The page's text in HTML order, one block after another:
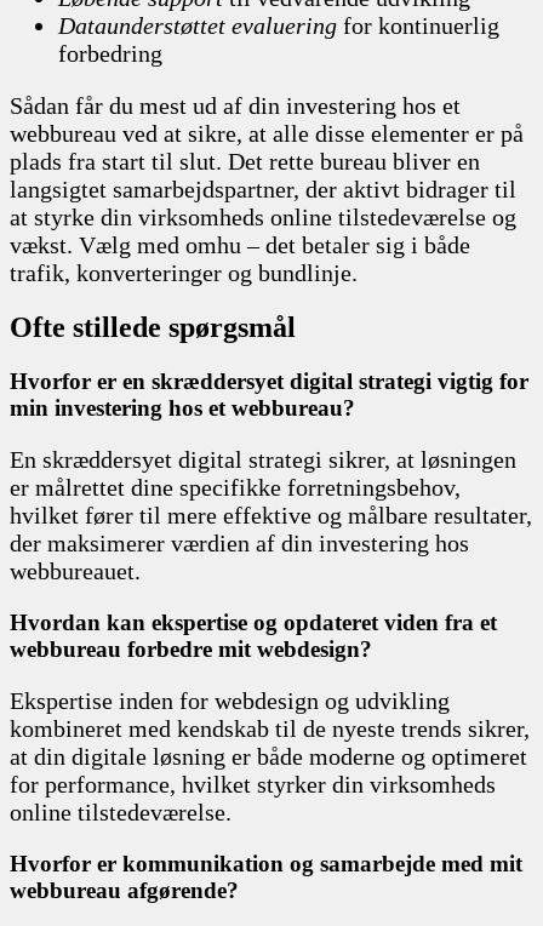
Dataunderstøttet evaluering for kontinuerlig
forbedring
Sådan får du mest ud af din investering hos et
webbureau ved at sikre, at alle disse elementer er på
plads fra start til slut. Det rette bureau bliver en
langsigtet samarbejdspartner, der aktivt bidrager til
at styrke din virksomheds online tilstedeværelse og
vækst. Vælg med omhu – det betaler sig i både
trafik, konverteringer og bundlinje.
Ofte stillede spørgsmål
Hvorfor er en skræddersyet digital strategi vigtig for
min investering hos et webbureau?
En skræddersyet digital strategi sikrer, at løsningen
er målrettet dine specifikke forretningsbehov,
hvilket fører til mere effektive og målbare resultater,
der maksimerer værdien af din investering hos
webbureauet.
Hvordan kan ekspertise og opdateret viden fra et
webbureau forbedre mit webdesign?
Ekspertise inden for webdesign og udvikling
kombineret med kendskab til de nyeste trends sikrer,
at din digitale løsning er både moderne og optimeret
for performance, hvilket styrker din virksomheds
online tilstedeværelse.
Hvorfor er kommunikation og samarbejde med mit
webbureau afgørende?